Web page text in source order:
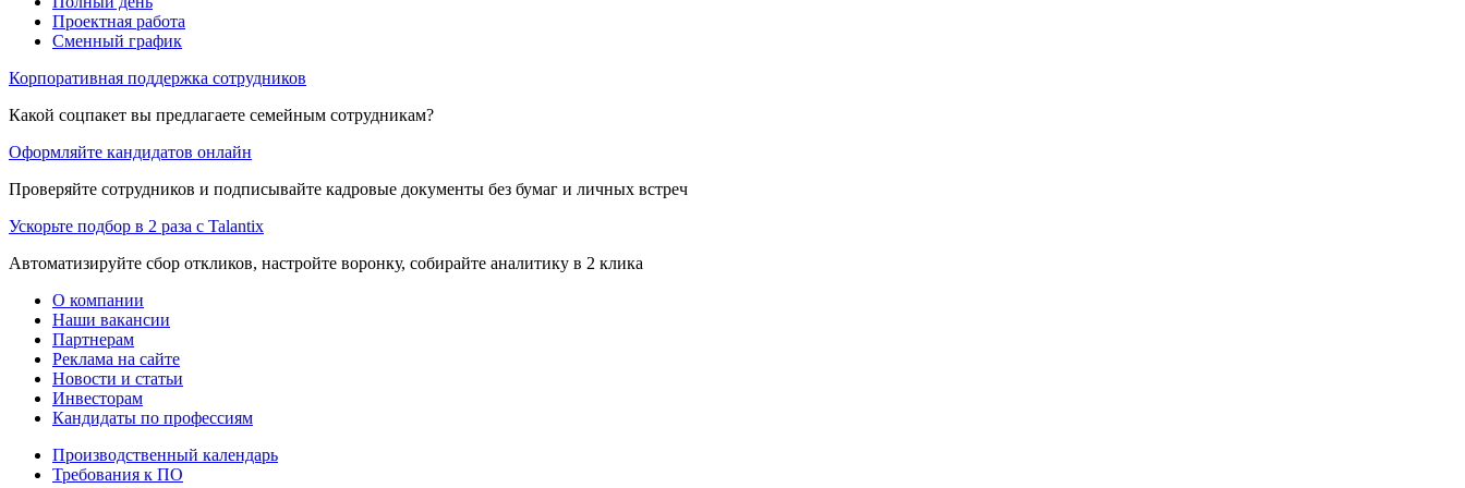
Проектная работа
Сменный график
Корпоративная поддержка сотрудников
Какой соцпакет вы предлагаете семейным сотрудникам?
Оформляйте кандидатов онлайн
Проверяйте сотрудников и подписывайте кадровые документы без бумаг и личных встреч
Ускорьте подбор в 2 раза с Talantix
Автоматизируйте сбор откликов, настройте воронку, собирайте аналитику в 2 клика
О компании
Наши вакансии
Партнерам
Реклама на сайте
Новости и статьи
Инвесторам
Кандидаты по профессиям
Производственный календарь
Требования к ПО